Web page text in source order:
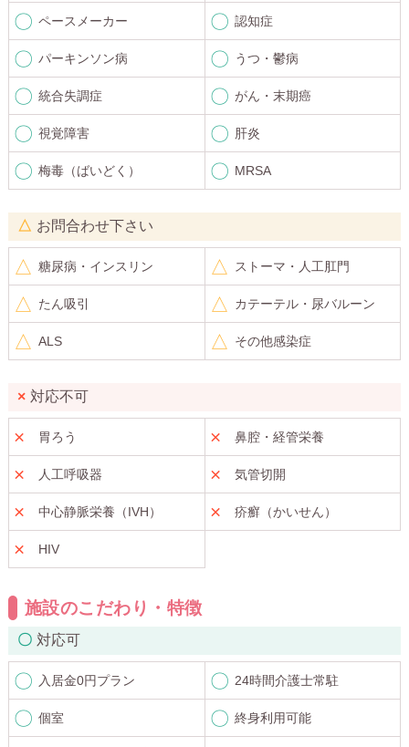
ペースメーカー 認知症
パーキンソン病 うつ・鬱病
統合失調症 がん・末期癌
視覚障害 肝炎
梅毒（ばいどく） MRSA
お問合わせ下さい
糖尿病・インスリン ストーマ・人工肛門
たん吸引 カテーテル・尿バルーン
ALS その他感染症
対応不可
胃ろう 鼻腔・経管栄養
人工呼吸器 気管切開
中心静脈栄養（IVH） 疥癬（かいせん）
HIV
施設のこだわり・特徴
対応可
入居金0円プラン 24時間介護士常駐
個室 終身利用可能